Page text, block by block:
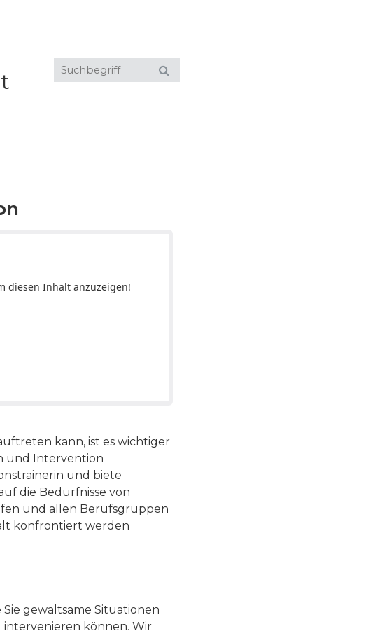
diesen Inhalt anzuzeigen!
kann, ist es wichtiger
und Intervention
und biete
die Bedürfnisse von
und allen Berufsgruppen
konfrontiert werden
gewaltsame Situationen
können. Wir